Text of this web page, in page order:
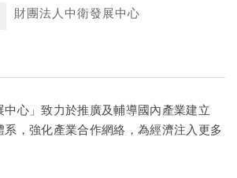
財團法人中衛發展中心
中心」致力於推廣及輔導國內產業建立
系，強化產業合作網絡，為經濟注入更多